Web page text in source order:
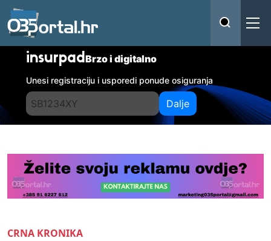
insurpadBrzo i digitalno
Unesi registraciju i usporedi ponude osiguranja
Dalje
CRNA KRONIKA